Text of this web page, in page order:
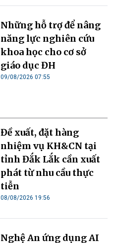
Những hỗ trợ để nâng
năng lực nghiên cứu
khoa học cho cơ sở
giáo dục ĐH
09/08/2026 07:55
Đề xuất, đặt hàng
nhiệm vụ KH&CN tại
tỉnh Đắk Lắk cần xuất
phát từ nhu cầu thực
tiễn
08/08/2026 19:56
Nghệ An ứng dụng AI